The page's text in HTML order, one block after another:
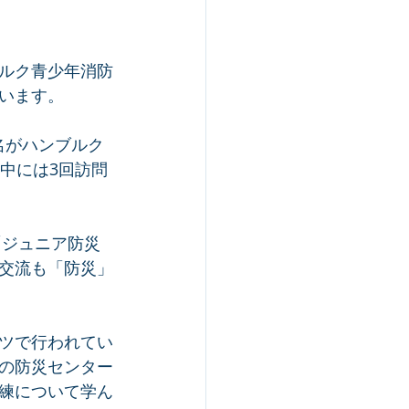
ク青少年消防
す。
ハンブルク
には3回訪問
ュニア防災
流も「防災」
で行われてい
防災センター
について学ん